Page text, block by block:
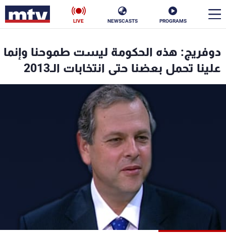
PROGRAMS
NEWSCASTS
LIVE
دوفريج: هذه الحكومة ليست طموحنا وإنما
علينا تحمل بعضنا حتى انتخابات الـ2013
الأخبار
ناس
فن
رياضة